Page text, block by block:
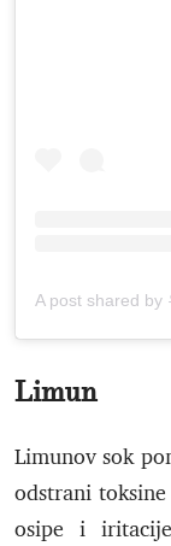
A post shared by
Limun
Limunov sok
odstrani
osipe i